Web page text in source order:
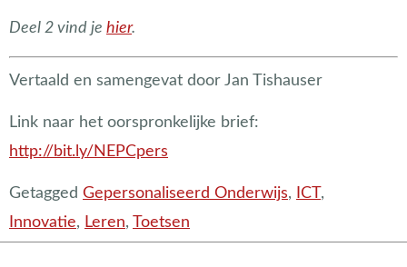
Deel 2 vind je hier.
Vertaald en samengevat door Jan Tishauser
Link naar het oorspronkelijke brief:
http://bit.ly/NEPCpers
Getagged Gepersonaliseerd Onderwijs, ICT,
Innovatie, Leren, Toetsen